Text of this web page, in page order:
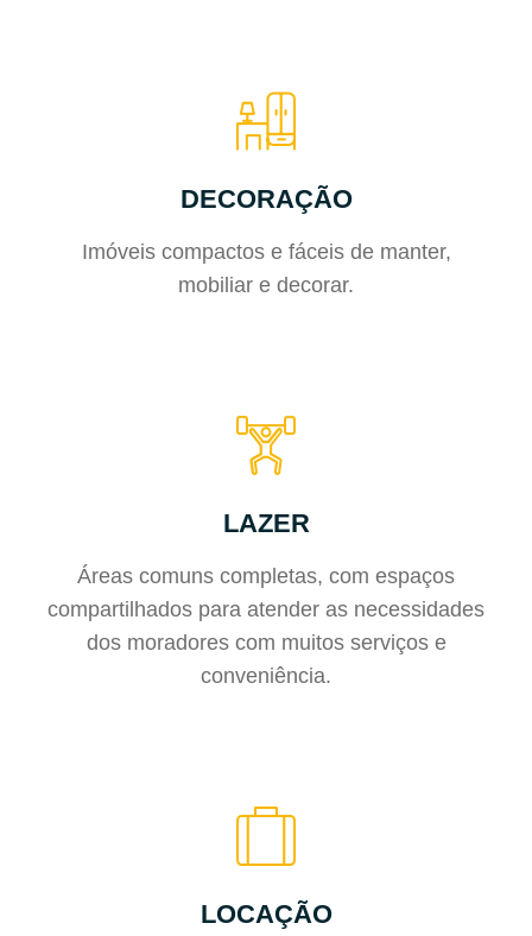
DECORAÇÃO
Imóveis compactos e fáceis de manter,
mobiliar e decorar.
LAZER
Áreas comuns completas, com espaços
compartilhados para atender as necessidades
dos moradores com muitos serviços e
conveniência.
LOCAÇÃO